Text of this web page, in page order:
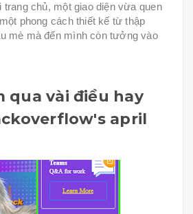
trang chủ, một giao diện vừa quen
phong cách thiết kế từ thập
mè mà đến mình còn tưởng vào
qua vài điều hay
april